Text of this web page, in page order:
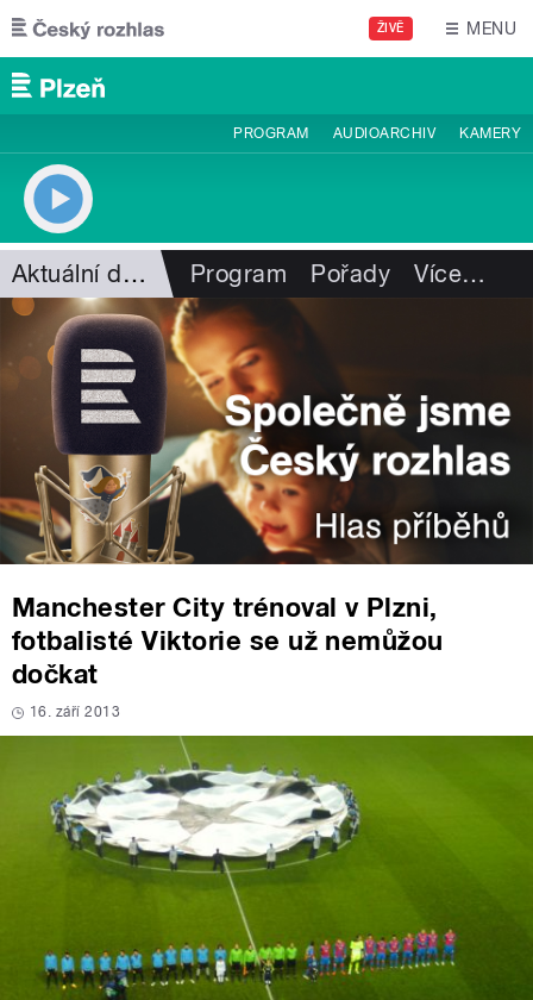
Přejít k hlavnímu obsahu
ŽIVĚ MENU
PROGRAM AUDIOARCHIV KAMERY
Aktuální dění Program Pořady Více…
Manchester City trénoval v Plzni,
fotbalisté Viktorie se už nemůžou
dočkat
16. září 2013